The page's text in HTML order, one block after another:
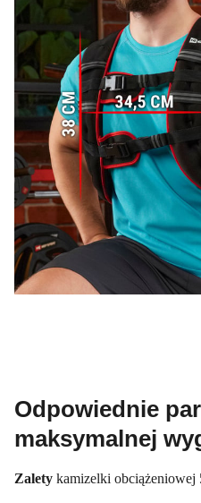
Odpowiednie
maksymalnej
Zalety kamizelki obciążeniowej